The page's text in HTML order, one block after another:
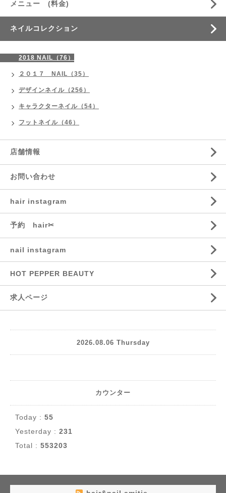
メニュー (料金)
ネイルコレクション
2018 NAIL（76）
２０１７ NAIL（35）
デザインネイル（256）
キャラクターネイル（54）
フットネイル（46）
店舗情報
お問い合わせ
hair instagram
予約 hair✂︎
nail instagram
HOT PEPPER BEAUTY
求人ページ
2026.08.06 Thursday
カウンター
Today : 55
Yesterday : 231
Total : 553203